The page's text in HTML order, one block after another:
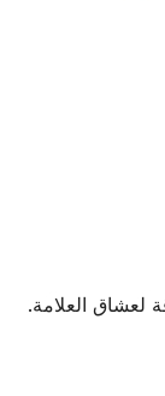
العلامة.